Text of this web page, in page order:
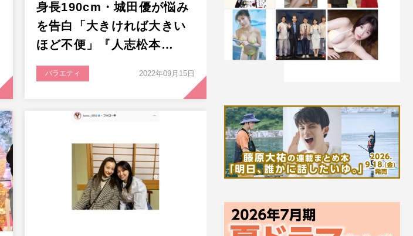
身長190cm・城田優が悩み
を告白「大きければ大きい
ほど不便」『人志松本…
バラエティ 2022年09月15日